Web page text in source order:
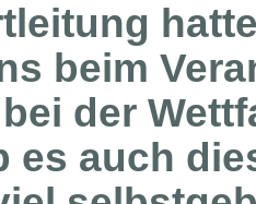
beim
der
es auch